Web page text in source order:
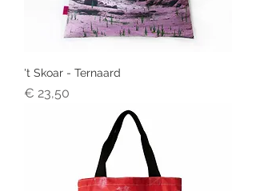
't Skoar - Ternaard
Prijs
€ 23,50